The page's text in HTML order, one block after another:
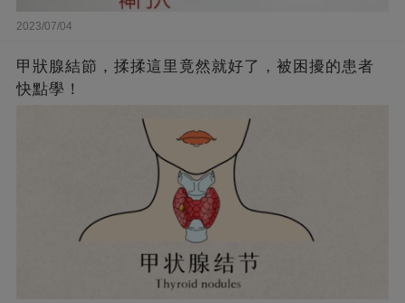
2023/07/04
甲狀腺結節，揉揉這里竟然就好了，被困擾的患者
快點學！